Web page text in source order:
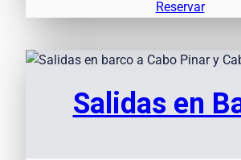
Reservar
Salidas en